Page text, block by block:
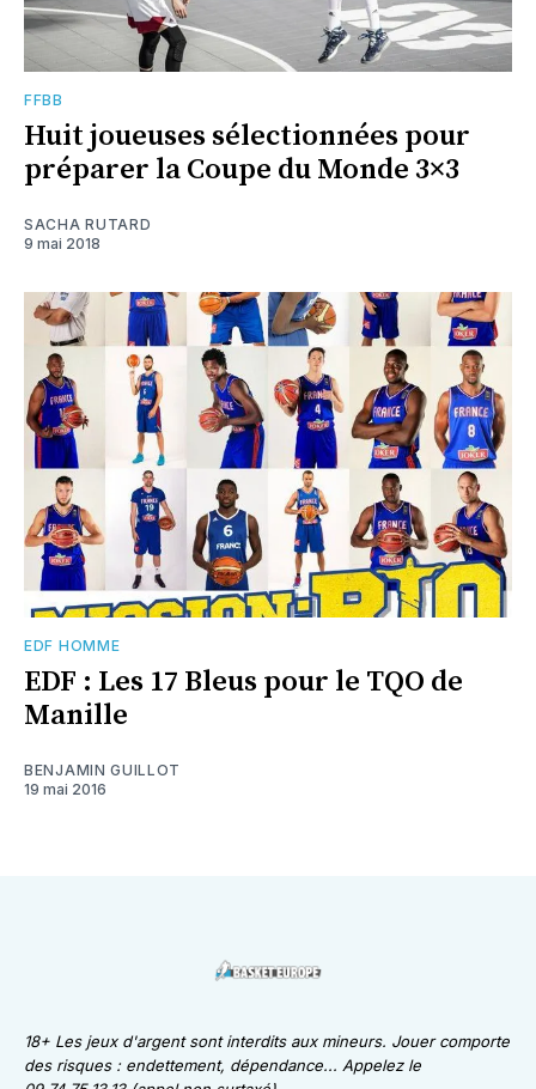
FFBB
Huit joueuses sélectionnées pour
préparer la Coupe du Monde 3×3
SACHA RUTARD
9 mai 2018
EDF HOMME
EDF : Les 17 Bleus pour le TQO de
Manille
BENJAMIN GUILLOT
19 mai 2016
18+ Les jeux d'argent sont interdits aux mineurs. Jouer comporte
des risques : endettement, dépendance... Appelez le